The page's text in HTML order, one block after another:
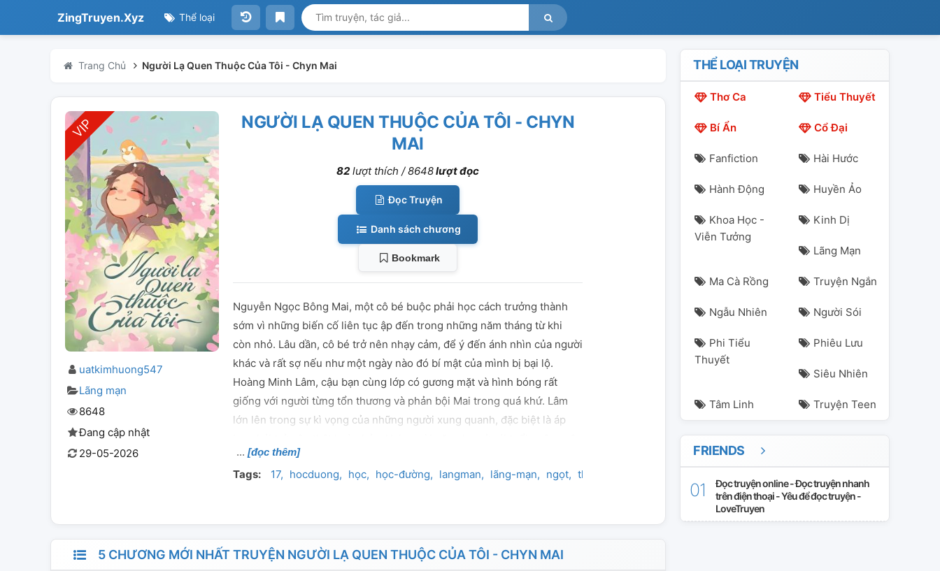
ZingTruyen.Xyz Thể loại
Trang Chủ Người Lạ Quen Thuộc Của Tôi - Chyn Mai
uatkimhuong547
Lãng mạn
8648
Đang cập nhật
29-05-2026
NGƯỜI LẠ QUEN THUỘC CỦA TÔI - CHYN
MAI
82 lượt thích /8648lượt đọc
Đọc Truyện
Danh sách chương
Bookmark
Nguyễn Ngọc Bông Mai, một cô bé buộc phải học cách trưởng thành
sớm vì những biến cố liên tục ập đến trong những năm tháng từ khi
còn nhỏ. Lâu dần, cô bé trở nên nhạy cảm, để ý đến ánh nhìn của người
khác và rất sợ nếu như một ngày nào đó bí mật của mình bị bại lộ.
Hoàng Minh Lâm, cậu bạn cùng lớp có gương mặt và hình bóng rất
giống với người từng tổn thương và phản bội Mai trong quá khứ. Lâm
lớn lên trong sự kì vọng của những người xung quanh, đặc biệt là áp
và dễ rung động nhất. Mỗi người mang trong mình một khoảng trống
trong tim. Và họ không hề biết rằng, đối phương chính là mảnh ghép
[đọc thêm]
Tags: 17 hocduong học học-đường langman lãng-mạn ngọt thanh-xuân-vườn-trường
5 CHƯƠNG MỚI NHẤT TRUYỆN NGƯỜI LẠ QUEN THUỘC CỦA TÔI - CHYN MAI
THỂ LOẠI TRUYỆN
Thơ Ca Tiểu Thuyết
Bí Ẩn Cổ Đại
Fanfiction Hài Hước
Hành Động Huyền Ảo
Khoa Học -
Viễn Tưởng
Kinh Dị
Lãng Mạn
Ma Cà Rồng Truyện Ngắn
Ngẫu Nhiên Người Sói
Phi Tiểu
Thuyết
Phiêu Lưu
Siêu Nhiên
Tâm Linh Truyện Teen
FRIENDS
Đọc truyện online - Đọc truyện nhanh
trên điện thoại - Yêu để đọc truyện -
LoveTruyen